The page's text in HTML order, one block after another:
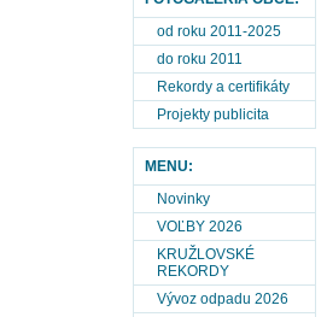
od roku 2011-2025
do roku 2011
Rekordy a certifikáty
Projekty publicita
MENU:
Novinky
VOĽBY 2026
KRUŽLOVSKÉ
REKORDY
Vývoz odpadu 2026